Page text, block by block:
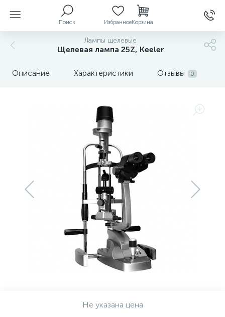
Поиск ИзбранноеКорзина
Лампы щелевые
Щелевая лампа 25Z, Keeler
Описание Характеристики Отзывы 0
Не указана цена